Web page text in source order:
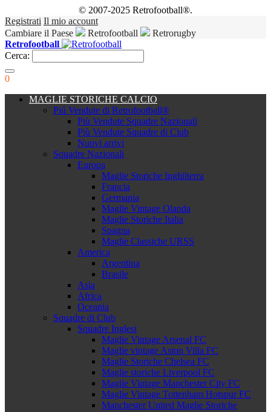
© 2007-2025 Retrofootball®.
Registrati Il mio account
Cambiare il Paese
Retrofootball
Retrorugby
Retrofootball
Cerca:
0
MAGLIE STORICHE CALCIO
Piú Vendute di Retrofootball®
Più Vendute Squadre Nazionali
Più Vendute Squadre di Club
Nuovi arrivi
Squadre Nazionali
Europa
Maglie Storiche Inghilterra
Francia
Germania
Maglie Vintage Olanda
Maglie Storiche Italia
Spagna
Maglie Classiche URSS
America
Argentina
Brasile
Asia
Africa
Oceania
Squadre di Club
Squadre Inglesi
Maglie Vintage Arsenal FC
Maglie vintage Aston Villa FC
Maglie Storiche Chelsea FC
Maglie storiche Liverpool FC
Maglie Vintage Manchester City FC
Maglie Vintage Tottenham Hotspur FC
Manchester United Maglie Storiche